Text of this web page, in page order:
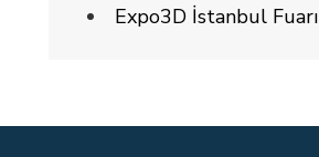
Expo3D İstanbul Fuarı